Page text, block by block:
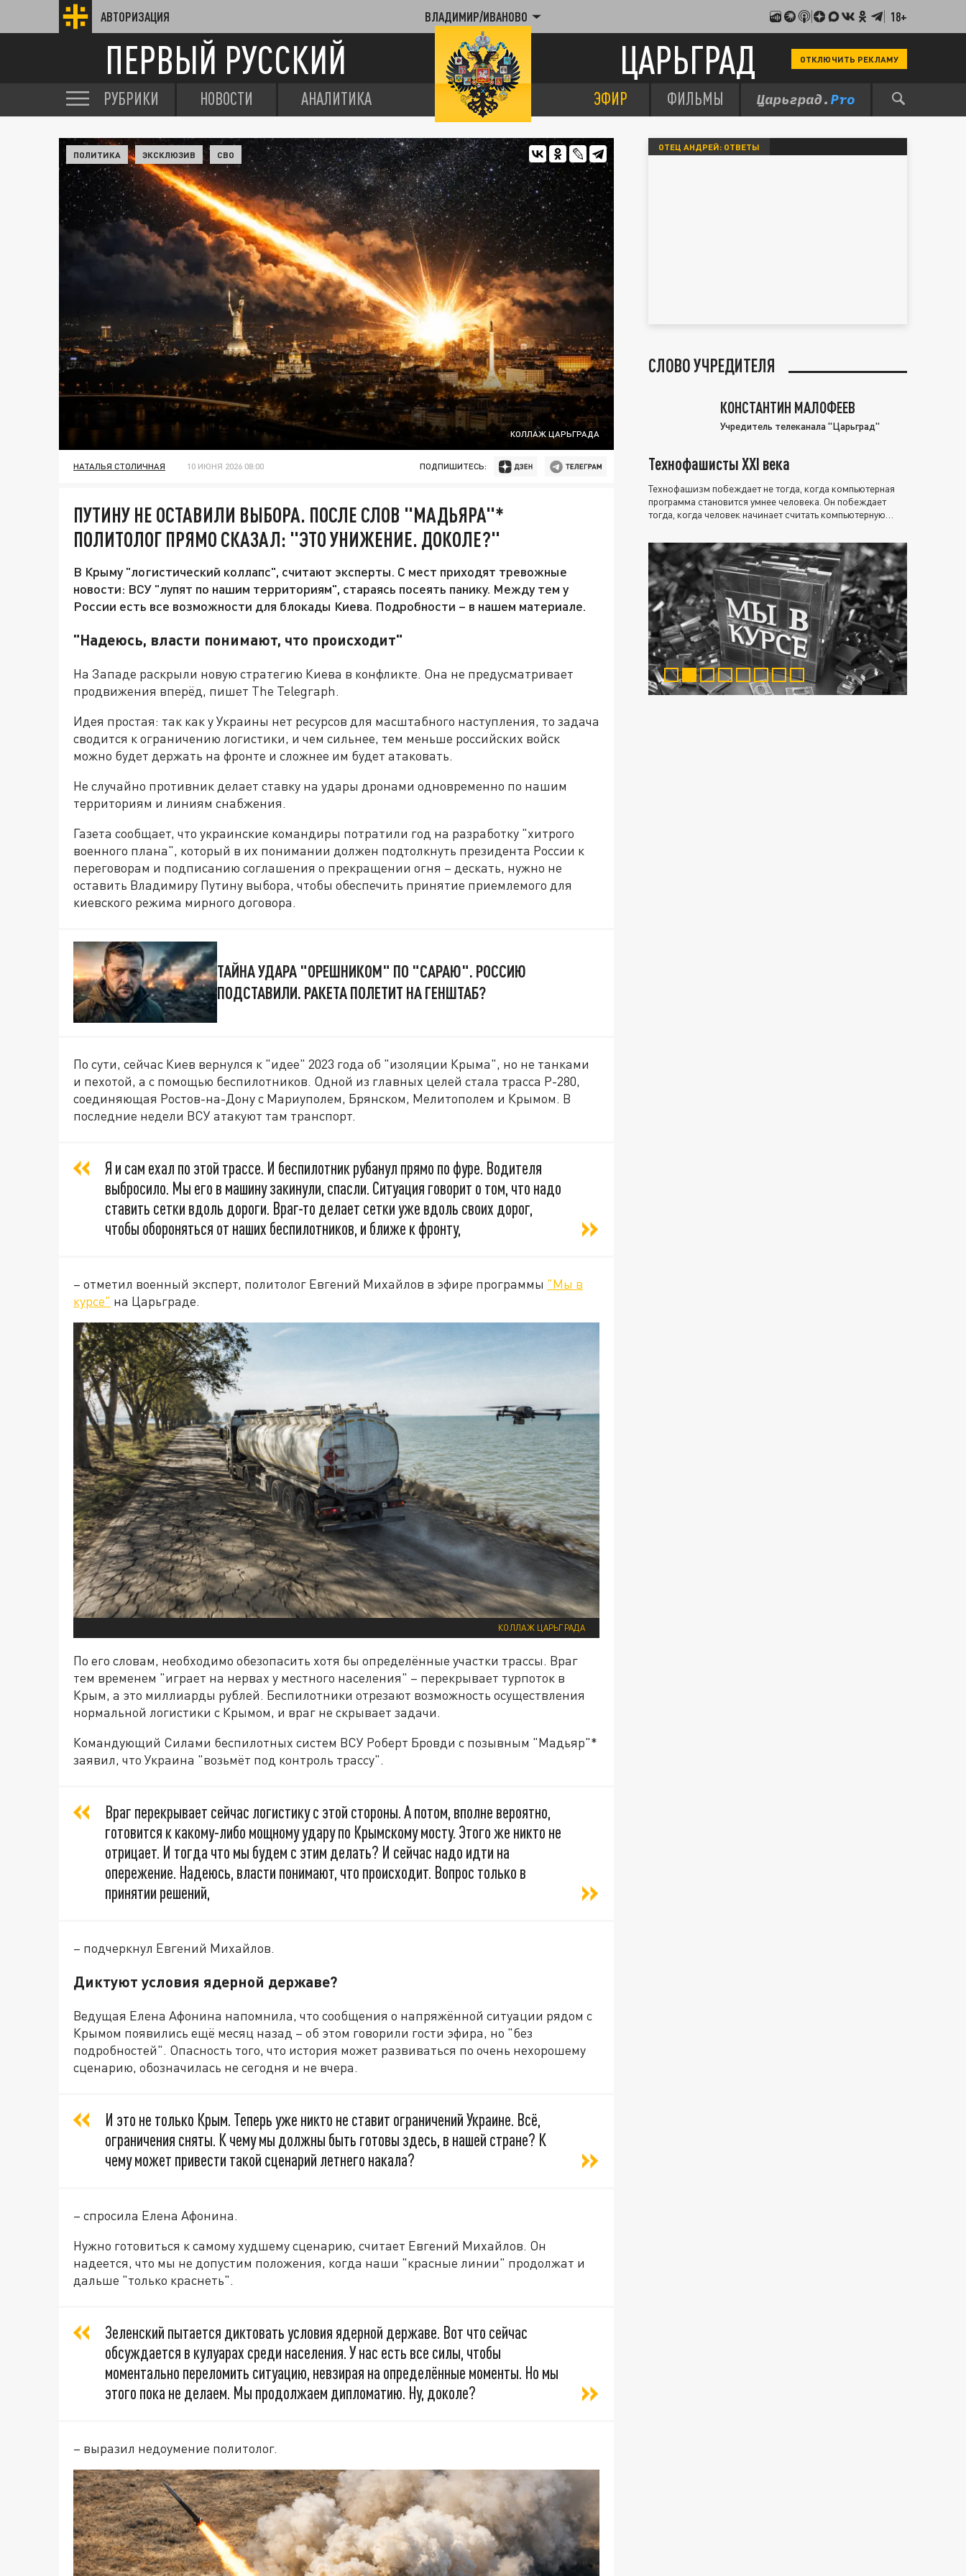
АВТОРИЗАЦИЯ ВЛАДИМИР/ИВАНОВО 18+
ПЕРВЫЙ РУССКИЙ ЦАРЬГРАД ОТКЛЮЧИТЬ РЕКЛАМУ
РУБРИКИ НОВОСТИ АНАЛИТИКА ЭФИР ФИЛЬМЫ
КОЛЛАЖ ЦАРЬГРАДА
ПОЛИТИКА ЭКСКЛЮЗИВ СВО
НАТАЛЬЯ СТОЛИЧНАЯ 10 ИЮНЯ 2026 08:00 ПОДПИШИТЕСЬ:
ПУТИНУ НЕ ОСТАВИЛИ ВЫБОРА. ПОСЛЕ СЛОВ "МАДЬЯРА"*
ПОЛИТОЛОГ ПРЯМО СКАЗАЛ: "ЭТО УНИЖЕНИЕ. ДОКОЛЕ?"
В Крыму "логистический коллапс", считают эксперты. С мест приходят тревожные
новости: ВСУ "лупят по нашим территориям", стараясь посеять панику. Между тем у
России есть все возможности для блокады Киева. Подробности – в нашем материале.
"Надеюсь, власти понимают, что происходит"
На Западе раскрыли новую стратегию Киева в конфликте. Она не предусматривает
продвижения вперёд, пишет The Telegraph.
Идея простая: так как у Украины нет ресурсов для масштабного наступления, то задача
сводится к ограничению логистики, и чем сильнее, тем меньше российских войск
можно будет держать на фронте и сложнее им будет атаковать.
Не случайно противник делает ставку на удары дронами одновременно по нашим
территориям и линиям снабжения.
Газета сообщает, что украинские командиры потратили год на разработку "хитрого
военного плана", который в их понимании должен подтолкнуть президента России к
переговорам и подписанию соглашения о прекращении огня – дескать, нужно не
оставить Владимиру Путину выбора, чтобы обеспечить принятие приемлемого для
киевского режима мирного договора.
ТАЙНА УДАРА "ОРЕШНИКОМ" ПО "САРАЮ". РОССИЮ
ПОДСТАВИЛИ. РАКЕТА ПОЛЕТИТ НА ГЕНШТАБ?
По сути, сейчас Киев вернулся к "идее" 2023 года об "изоляции Крыма", но не танками
и пехотой, а с помощью беспилотников. Одной из главных целей стала трасса Р-280,
соединяющая Ростов-на-Дону с Мариуполем, Брянском, Мелитополем и Крымом. В
последние недели ВСУ атакуют там транспорт.
Я и сам ехал по этой трассе. И беспилотник рубанул прямо по фуре. Водителя
выбросило. Мы его в машину закинули, спасли. Ситуация говорит о том, что надо
ставить сетки вдоль дороги. Враг-то делает сетки уже вдоль своих дорог,
чтобы обороняться от наших беспилотников, и ближе к фронту,
– отметил военный эксперт, политолог Евгений Михайлов в эфире программы "Мы в
курсе" на Царьграде.
КОЛЛАЖ ЦАРЬГРАДА
По его словам, необходимо обезопасить хотя бы определённые участки трассы. Враг
тем временем "играет на нервах у местного населения" – перекрывает турпоток в
Крым, а это миллиарды рублей. Беспилотники отрезают возможность осуществления
нормальной логистики с Крымом, и враг не скрывает задачи.
Командующий Силами беспилотных систем ВСУ Роберт Бровди с позывным "Мадьяр"*
заявил, что Украина "возьмёт под контроль трассу".
Враг перекрывает сейчас логистику с этой стороны. А потом, вполне вероятно,
готовится к какому-либо мощному удару по Крымскому мосту. Этого же никто не
отрицает. И тогда что мы будем с этим делать? И сейчас надо идти на
опережение. Надеюсь, власти понимают, что происходит. Вопрос только в
принятии решений,
– подчеркнул Евгений Михайлов.
Диктуют условия ядерной державе?
Ведущая Елена Афонина напомнила, что сообщения о напряжённой ситуации рядом с
Крымом появились ещё месяц назад – об этом говорили гости эфира, но "без
подробностей". Опасность того, что история может развиваться по очень нехорошему
сценарию, обозначилась не сегодня и не вчера.
И это не только Крым. Теперь уже никто не ставит ограничений Украине. Всё,
ограничения сняты. К чему мы должны быть готовы здесь, в нашей стране? К
чему может привести такой сценарий летнего накала?
– спросила Елена Афонина.
Нужно готовиться к самому худшему сценарию, считает Евгений Михайлов. Он
надеется, что мы не допустим положения, когда наши "красные линии" продолжат и
дальше "только краснеть".
Зеленский пытается диктовать условия ядерной державе. Вот что сейчас
обсуждается в кулуарах среди населения. У нас есть все силы, чтобы
моментально переломить ситуацию, невзирая на определённые моменты. Но мы
этого пока не делаем. Мы продолжаем дипломатию. Ну, доколе?
– выразил недоумение политолог.
ОТЕЦ АНДРЕЙ: ОТВЕТЫ
СЛОВО УЧРЕДИТЕЛЯ
КОНСТАНТИН МАЛОФЕЕВ
Учредитель телеканала "Царьград"
Технофашисты XXI века
Технофашизм побеждает не тогда, когда компьютерная
программа становится умнее человека. Он побеждает
тогда, когда человек начинает считать компьютерную